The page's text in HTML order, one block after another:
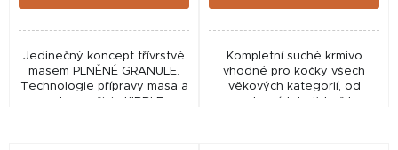
Jedinečný koncept třívrstvé
masem PLNĚNÉ GRANULE.
Technologie přípravy masa a
Kompletní suché krmivo
vhodné pro kočky všech
věkových kategorií, od